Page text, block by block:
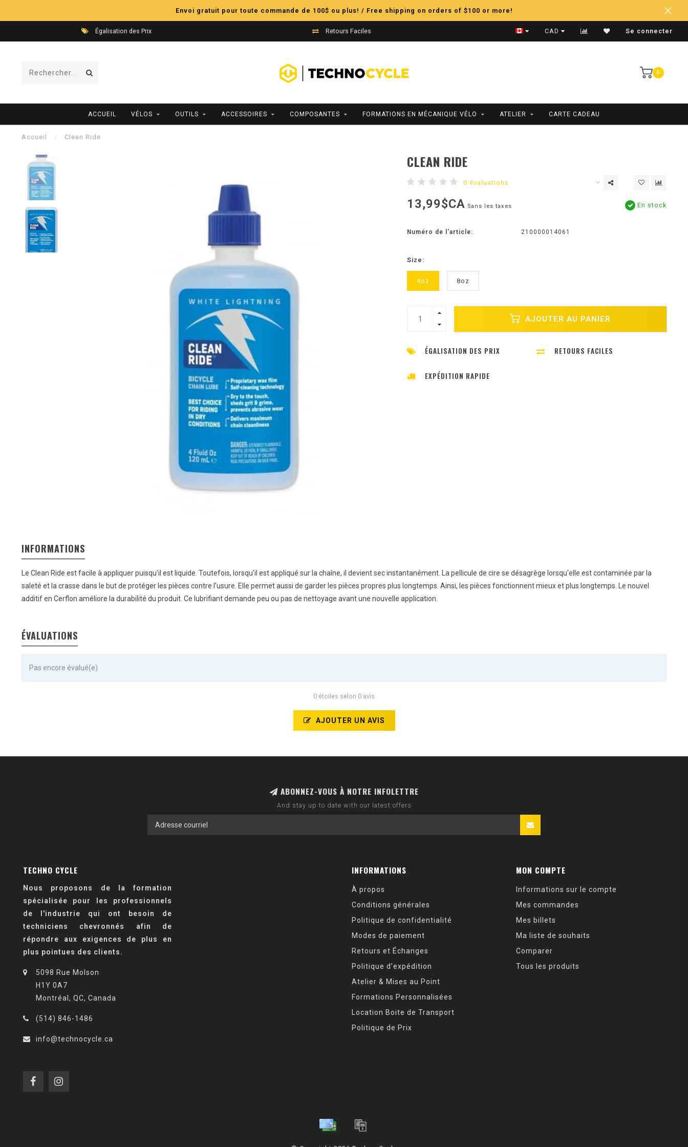
Envoi gratuit pour toute commande de 100$ ou plus! / Free shipping on orders of $100 or more!
Égalisation des Prix Retours Faciles Expédition Rapide
CAD Se connecter
0
ACCUEIL VÉLOS OUTILS ACCESSOIRES COMPOSANTES FORMATIONS EN MÉCANIQUE VÉLO ATELIER CARTE CADEAU
Accueil / Clean Ride
CLEAN RIDE
0 évaluations
13,99$CA Sans les taxes En stock
Numéro de l'article: 210000014061
Size:
4oz 8oz
AJOUTER AU PANIER
ÉGALISATION DES PRIX RETOURS FACILES
EXPÉDITION RAPIDE
INFORMATIONS
Le Clean Ride est facile à appliquer puisqu'il est liquide. Toutefois, lorsqu'il est appliqué sur la chaîne, il devient sec instantanément. La pellicule de cire se désagrège lorsqu'elle est contaminée par la
saleté et la crasse dans le but de protéger les pièces contre l'usure. Elle permet aussi de garder les pièces propres plus longtemps. Ainsi, les pièces fonctionnent mieux et plus longtemps. Le nouvel
additif en Cerflon améliore la durabilité du produit. Ce lubrifiant demande peu ou pas de nettoyage avant une nouvelle application.
ÉVALUATIONS
Pas encore évalué(e)
0 étoiles selon 0 avis
AJOUTER UN AVIS
ABONNEZ-VOUS À NOTRE INFOLETTRE
And stay up to date with our latest offers
TECHNO CYCLE
Nous proposons de la formation
spécialisée pour les professionnels
de l'industrie qui ont besoin de
techniciens chevronnés afin de
répondre aux exigences de plus en
plus pointues des clients.
5098 Rue Molson
H1Y 0A7
Montréal, QC, Canada
(514) 846-1486
info@technocycle.ca
INFORMATIONS
À propos
Conditions générales
Politique de confidentialité
Modes de paiement
Retours et Échanges
Politique d’expédition
Atelier & Mises au Point
Formations Personnalisées
Location Boite de Transport
Politique de Prix
MON COMPTE
Informations sur le compte
Mes commandes
Mes billets
Ma liste de souhaits
Comparer
Tous les produits